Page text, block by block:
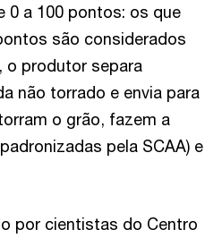
0 a 100 pontos: os que
são considerados
o produtor separa
não torrado e envia para
o grão, fazem a
pela SCAA) e
por cientistas do Centro